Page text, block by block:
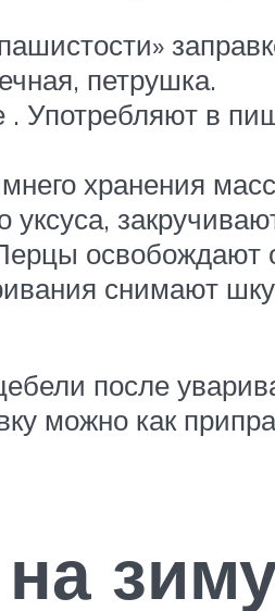
петрушка.
. Употребляют в
хранения
снимают
после
можно как